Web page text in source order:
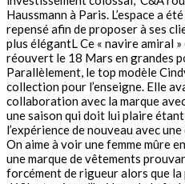
Haussmann à Paris. L’espace a
repensé afin de proposer à ses
plus élégantL Ce « navire amiral
réouvert le 18 Mars en grandes
Parallèlement, le top modèle
collection pour l’enseigne. Elle
collaboration avec la marque
une saison qui doit lui plaire
l’expérience de nouveau avec
On aime à voir une femme mûre
une marque de vêtements
forcément de rigueur alors que la